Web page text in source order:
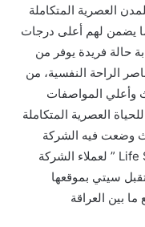
العصرية المتكاملة
يضمن لهم أعلى درجات
حالة فريدة يوفر من
الراحة النفسية، من
وأعلي المواصفات
العصرية المتكاملة
وضعت فيه الشركة
Life ” لعملاء الشركة
سيتي بموقعها
ما بين العراقة